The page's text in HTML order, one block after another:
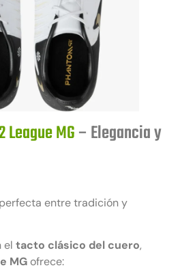
League MG– Elegancia y
entre tradición y
el tacto clásico del cuero,
MG ofrece: